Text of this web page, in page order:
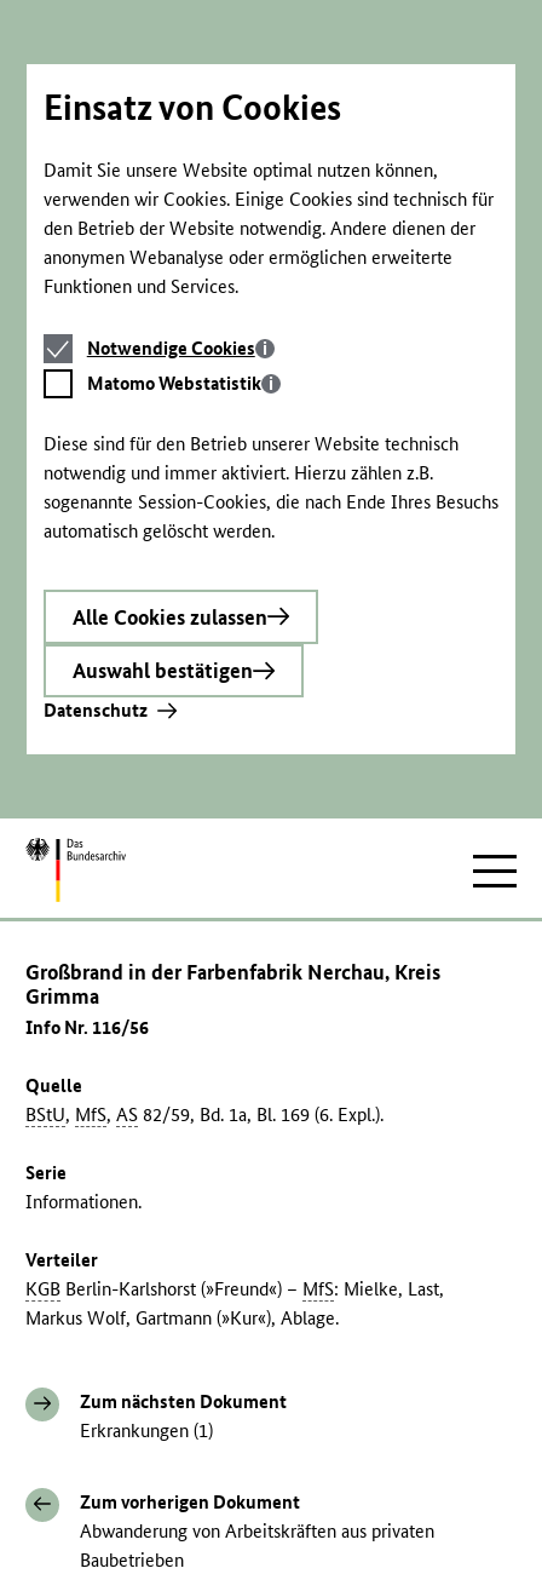
Einsatz von Cookies
Damit Sie unsere Website optimal nutzen können,
verwenden wir Cookies. Einige Cookies sind technisch für
den Betrieb der Website notwendig. Andere dienen der
anonymen Webanalyse oder ermöglichen erweiterte
Funktionen und Services.
Notwendige
Cookies
Notwendige Cookies
Matomo
Webstatistik
Matomo Webstatistik
Diese sind für den Betrieb unserer Website technisch
notwendig und immer aktiviert. Hierzu zählen z.B.
sogenannte Session-Cookies, die nach Ende Ihres Besuchs
automatisch gelöscht werden.
Alle Cookies zulassen
Auswahl bestätigen
Datenschutz
Zur
Großbrand in der Farbenfabrik Nerchau, Kreis
Grimma
Info Nr. 116/56
Quelle
BStU, MfS,AS 82/59, Bd. 1a, Bl. 169 (6. Expl.).
Serie
Informationen.
Verteiler
KGB Berlin-Karlshorst (»Freund«) – MfS: Mielke, Last,
Markus Wolf, Gartmann (»Kur«), Ablage.
Zum nächsten Dokument
Erkrankungen (1)
Zum vorherigen Dokument
Abwanderung von Arbeitskräften aus privaten
Baubetrieben